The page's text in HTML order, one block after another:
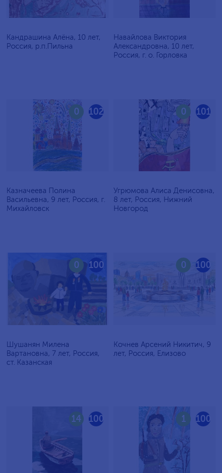
Кандрашина Алёна, 10 лет,
Россия, р.п.Пильна
Навайлова Виктория
Александровна, 10 лет,
Россия, г. о. Горловка
102
0
Казначеева Полина
Васильевна, 9 лет, Россия, г.
Михайловск
101
0
Угрюмова Алиса Денисовна,
8 лет, Россия, Нижний
Новгород
100
0
Шушанян Милена
Вартановна, 7 лет, Россия,
ст. Казанская
100
0
Кочнев Арсений Никитич, 9
лет, Россия, Елизово
100
14 100
1